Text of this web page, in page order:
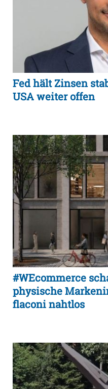
Fed hält Zinsen
USA weiter offen
#WEcommerce
physische
flaconi nahtlos